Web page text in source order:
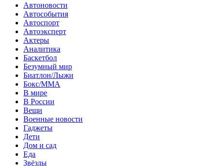
Автоновости
Автособытия
Автоспорт
Автоэксперт
Актеры
Аналитика
Баскетбол
Безумный мир
Биатлон/Лыжи
Бокс/MMA
В мире
В России
Вещи
Военные новости
Гаджеты
Дети
Дом и сад
Еда
Звёзды